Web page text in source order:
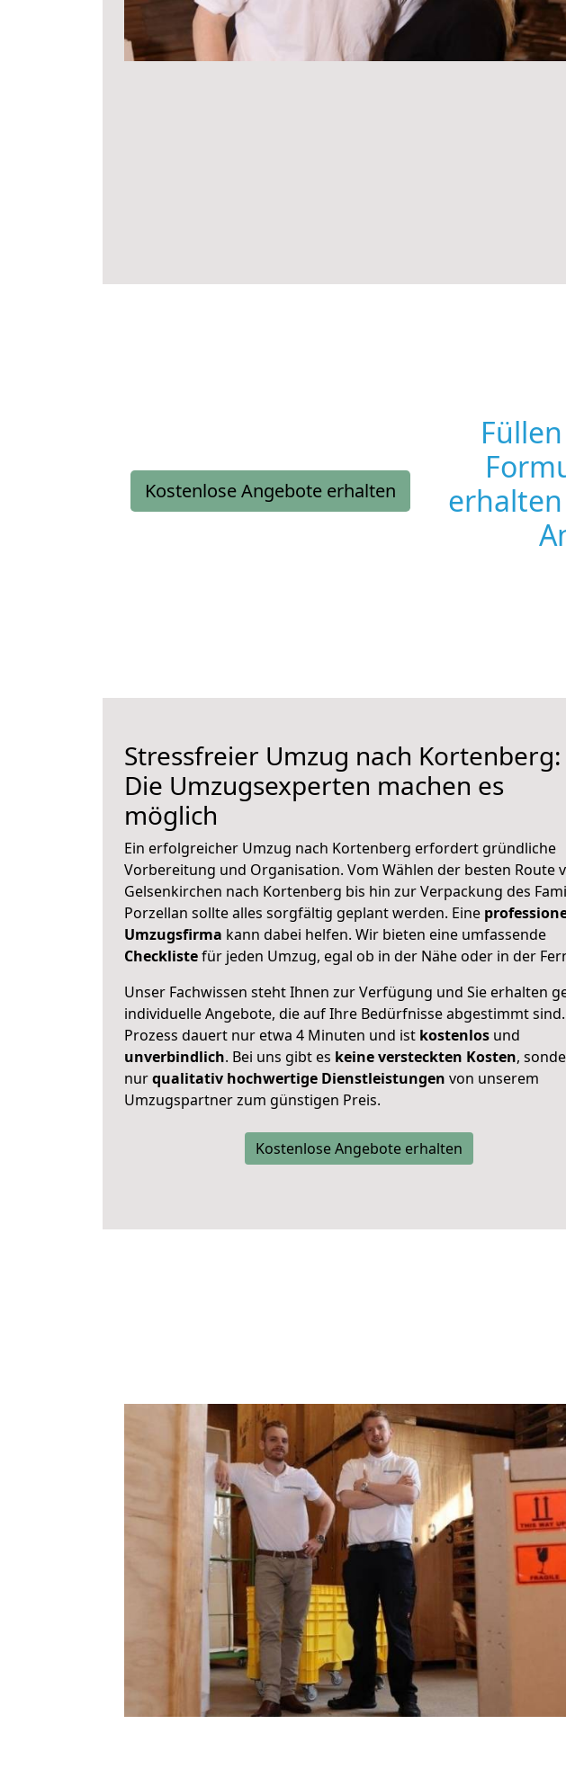
Kostenlose Angebote erhalten
Stressfreier Umzug nach Kortenberg:
Die Umzugsexperten machen es
möglich
Ein erfolgreicher Umzug nach Kortenberg erfordert gründliche
Vorbereitung und Organisation. Vom Wählen der besten Route
Gelsenkirchen nach Kortenberg bis hin zur Verpackung des
Porzellan sollte alles sorgfältig geplant werden. Eine
Umzugsfirma kann dabei helfen. Wir bieten eine umfassende
Checklistefür jeden Umzug, egal ob in der Nähe oder in der
Unser Fachwissen steht Ihnen zur Verfügung und Sie erhalten
individuelle Angebote, die auf Ihre Bedürfnisse abgestimmt
Prozess dauert nur etwa 4 Minuten und ist kostenlos und
unverbindlich. Bei uns gibt es keine versteckten Kosten,
nurqualitativ hochwertige Dienstleistungen von unserem
Umzugspartner zum günstigen Preis.
Kostenlose Angebote erhalten